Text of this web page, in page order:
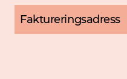
Faktureringsadress